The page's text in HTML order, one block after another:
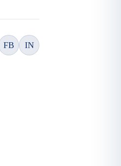
FB IN